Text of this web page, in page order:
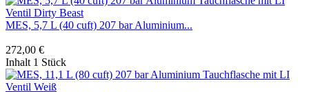
MES, 5,7 L (40 cuft) 207 bar Aluminium...
272,00 €
Inhalt 1 Stück